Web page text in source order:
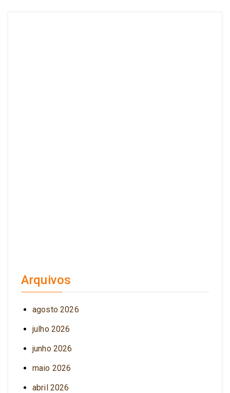
Arquivos
agosto 2026
julho 2026
junho 2026
maio 2026
abril 2026